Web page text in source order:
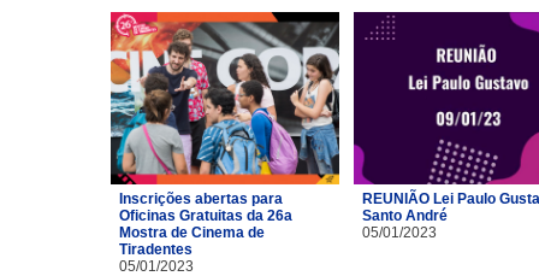
Inscrições abertas para
Oficinas Gratuitas da 26a
Mostra de Cinema de
Tiradentes
05/01/2023
REUNIÃO Lei Paulo
Santo André
05/01/2023